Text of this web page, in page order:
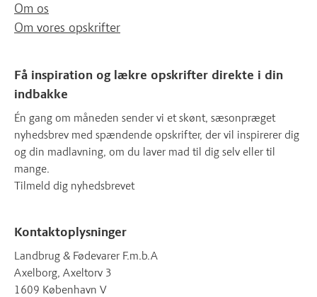
Om os
Om vores opskrifter
Få inspiration og lækre opskrifter direkte i din
indbakke
Én gang om måneden sender vi et skønt, sæsonpræget
nyhedsbrev med spændende opskrifter, der vil inspirerer dig
og din madlavning, om du laver mad til dig selv eller til
mange.
Tilmeld dig nyhedsbrevet
Kontaktoplysninger
Landbrug & Fødevarer F.m.b.A
Axelborg, Axeltorv 3
1609 København V